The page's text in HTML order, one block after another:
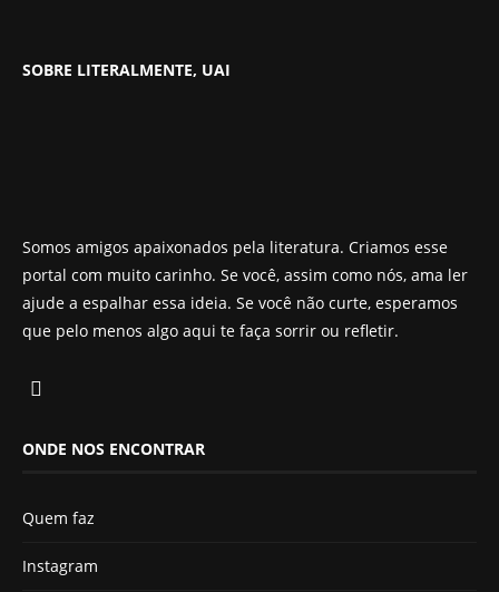
SOBRE LITERALMENTE, UAI
Somos amigos apaixonados pela literatura. Criamos esse
portal com muito carinho. Se você, assim como nós, ama ler
ajude a espalhar essa ideia. Se você não curte, esperamos
que pelo menos algo aqui te faça sorrir ou refletir.
ONDE NOS ENCONTRAR
Quem faz
Instagram